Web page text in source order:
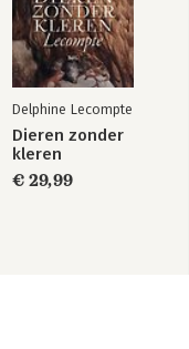
Delphine Lecompte
Dieren zonder
kleren
€ 29,99